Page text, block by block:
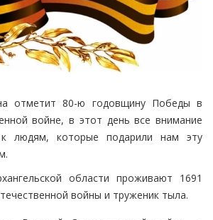
отметит 80-ю годовщину Победы в
войне, в этот день все внимание
к людям, которые подарили нам эту
области проживают 1691
войны и труженик тыла.